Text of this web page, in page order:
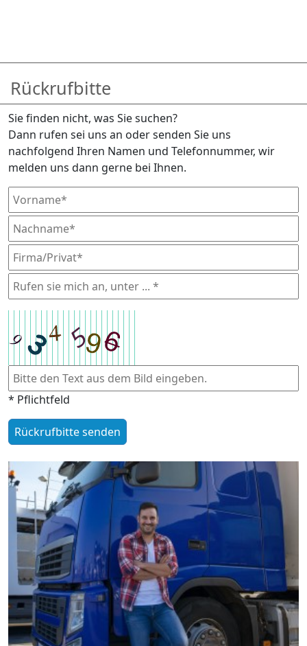
Rückrufbitte
Sie finden nicht, was Sie suchen?
Dann rufen sei uns an oder senden Sie uns
nachfolgend Ihren Namen und Telefonnummer, wir
melden uns dann gerne bei Ihnen.
* Pflichtfeld